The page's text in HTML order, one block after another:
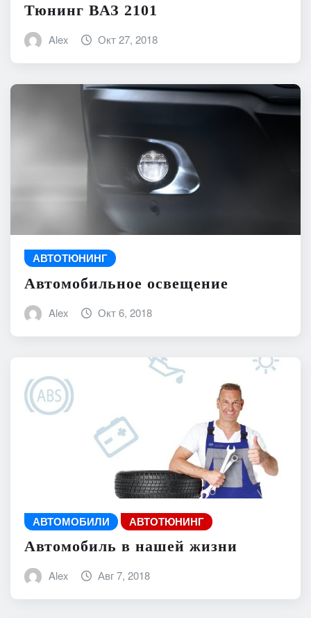
Тюнинг ВАЗ 2101
Alex Окт 27, 2018
АВТОТЮНИНГ
Автомобильное освещение
Alex Окт 6, 2018
АВТОМОБИЛИ АВТОТЮНИНГ
Автомобиль в нашей жизни
Alex Авг 7, 2018